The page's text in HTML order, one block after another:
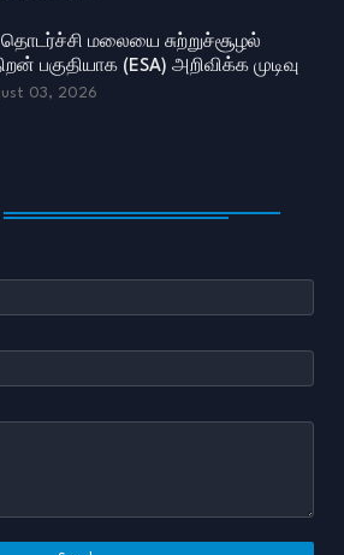
தொடர்ச்சி மலையை சுற்றுச்சூழல்
பகுதியாக (ESA) அறிவிக்க முடிவு
03, 2026